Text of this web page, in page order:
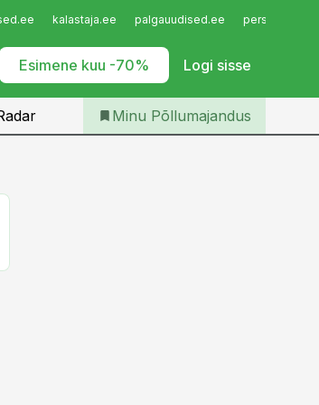
kalastaja.ee palgauudised.ee
Esimene kuu -70% Logi sisse
Iseteenindus
Telli Põllumajandus
Minu Põllumajandus